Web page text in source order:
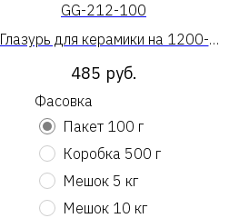
GG-212-100
Глазурь для керамики на 1200-
1250 Gavrilin Glazes
485 руб.
Фасовка
Пакет 100 г
Коробка 500 г
Мешок 5 кг
Мешок 10 кг